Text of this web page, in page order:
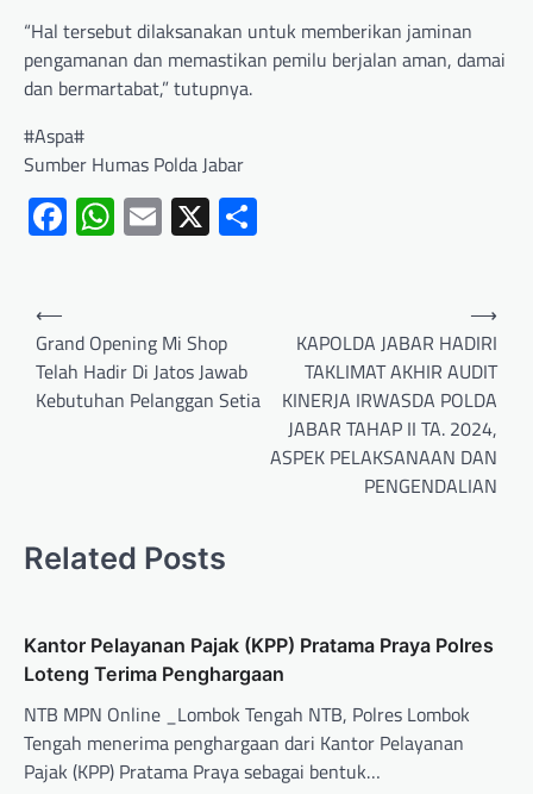
“Hal tersebut dilaksanakan untuk memberikan jaminan
pengamanan dan memastikan pemilu berjalan aman, damai
dan bermartabat,” tutupnya.
#Aspa#
Sumber Humas Polda Jabar
Facebook
WhatsApp
Email
X
⟵
Grand Opening Mi Shop
Telah Hadir Di Jatos Jawab
Kebutuhan Pelanggan Setia
KAPOLDA JABAR HADIRI
TAKLIMAT AKHIR AUDIT
KINERJA IRWASDA POLDA
JABAR TAHAP II TA. 2024,
ASPEK PELAKSANAAN DAN
PENGENDALIAN
⟶
Related Posts
Kantor Pelayanan Pajak (KPP) Pratama Praya Polres
Loteng Terima Penghargaan
NTB MPN Online _Lombok Tengah NTB, Polres Lombok
Tengah menerima penghargaan dari Kantor Pelayanan
Pajak (KPP) Pratama Praya sebagai bentuk…